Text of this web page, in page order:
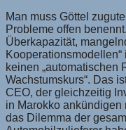
Man muss Göttel
Probleme offen
Überkapazität,
keinen „automatischen
Wachstumskurs“. Das
CEO, der gleichzeitig
in Marokko
das Dilemma der